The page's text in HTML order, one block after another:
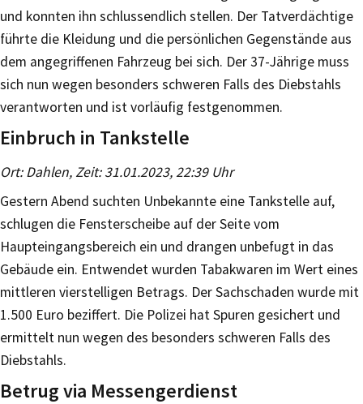
und konnten ihn schlussendlich stellen. Der Tatverdächtige
führte die Kleidung und die persönlichen Gegenstände aus
dem angegriffenen Fahrzeug bei sich. Der 37-Jährige muss
sich nun wegen besonders schweren Falls des Diebstahls
verantworten und ist vorläufig festgenommen.
Einbruch in Tankstelle
Ort: Dahlen, Zeit: 31.01.2023, 22:39 Uhr
Gestern Abend suchten Unbekannte eine Tankstelle auf,
schlugen die Fensterscheibe auf der Seite vom
Haupteingangsbereich ein und drangen unbefugt in das
Gebäude ein. Entwendet wurden Tabakwaren im Wert eines
mittleren vierstelligen Betrags. Der Sachschaden wurde mit
1.500 Euro beziffert. Die Polizei hat Spuren gesichert und
ermittelt nun wegen des besonders schweren Falls des
Diebstahls.
Betrug via Messengerdienst